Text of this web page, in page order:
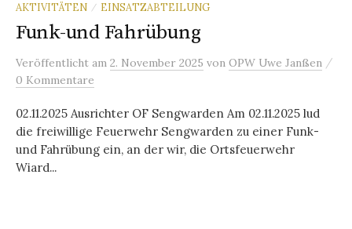
AKTIVITÄTEN / EINSATZABTEILUNG
Funk-und Fahrübung
Veröffentlicht am 2. November 2025 von OPW Uwe Janßen /
0 Kommentare
02.11.2025 Ausrichter OF Sengwarden Am 02.11.2025 lud
die freiwillige Feuerwehr Sengwarden zu einer Funk-
und Fahrübung ein, an der wir, die Ortsfeuerwehr
Wiard...